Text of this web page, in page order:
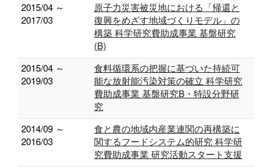
2015/04 ～
2017/03
原子力災害被災地における「帰還と
復興をめざす地域づくりモデル」の
構築 科学研究費助成事業 基盤研究
(B)
2015/04 ～
2019/03
食料循環系の把握に基づいた持続可
能な放射能汚染対策の確立 科学研究
費助成事業 基盤研究B・特設分野研
究
2014/09 ～
2016/03
食と農の地域内産業連関の再構築に
関するフードシステム的研究 科学研
究費助成事業 研究活動スタート支援